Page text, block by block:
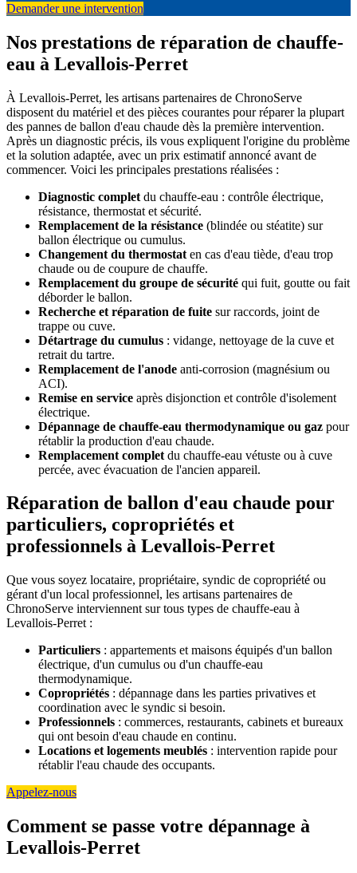
Demander une intervention
Nos prestations de réparation de chauffe-
eau à Levallois-Perret
À Levallois-Perret, les artisans partenaires de ChronoServe
disposent du matériel et des pièces courantes pour réparer la plupart
des pannes de ballon d'eau chaude dès la première intervention.
Après un diagnostic précis, ils vous expliquent l'origine du problème
et la solution adaptée, avec un prix estimatif annoncé avant de
commencer. Voici les principales prestations réalisées :
Diagnostic complet du chauffe-eau : contrôle électrique,
résistance, thermostat et sécurité.
Remplacement de la résistance (blindée ou stéatite) sur
ballon électrique ou cumulus.
Changement du thermostat en cas d'eau tiède, d'eau trop
chaude ou de coupure de chauffe.
Remplacement du groupe de sécurité qui fuit, goutte ou fait
déborder le ballon.
Recherche et réparation de fuite sur raccords, joint de
trappe ou cuve.
Détartrage du cumulus : vidange, nettoyage de la cuve et
retrait du tartre.
Remplacement de l'anode anti-corrosion (magnésium ou
ACI).
Remise en service après disjonction et contrôle d'isolement
électrique.
Dépannage de chauffe-eau thermodynamique ou gaz pour
rétablir la production d'eau chaude.
Remplacement complet du chauffe-eau vétuste ou à cuve
percée, avec évacuation de l'ancien appareil.
Réparation de ballon d'eau chaude pour
particuliers, copropriétés et
professionnels à Levallois-Perret
Que vous soyez locataire, propriétaire, syndic de copropriété ou
gérant d'un local professionnel, les artisans partenaires de
ChronoServe interviennent sur tous types de chauffe-eau à
Levallois-Perret :
Particuliers : appartements et maisons équipés d'un ballon
électrique, d'un cumulus ou d'un chauffe-eau
thermodynamique.
Copropriétés : dépannage dans les parties privatives et
coordination avec le syndic si besoin.
Professionnels : commerces, restaurants, cabinets et bureaux
qui ont besoin d'eau chaude en continu.
Locations et logements meublés : intervention rapide pour
rétablir l'eau chaude des occupants.
Appelez-nous
Comment se passe votre dépannage à
Levallois-Perret